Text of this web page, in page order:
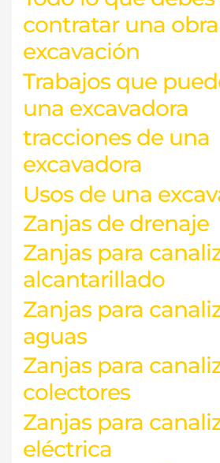
contratar una
excavación
Trabajos que
una excavadora
tracciones de una
excavadora
Usos de una
Zanjas de drenaje
Zanjas para
alcantarillado
Zanjas para
aguas
Zanjas para
colectores
Zanjas para
eléctrica